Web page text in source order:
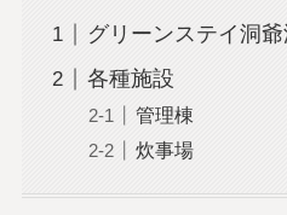
グリーンステイ洞爺
各種施設
管理棟
炊事場